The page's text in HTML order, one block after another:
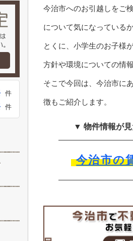
今治市へのお引越しをご
について気になっている
とくに、小学生のお子様
方針や環境についての情
そこで今回は、今治市に
徴もご紹介します。
▼ 物件情報が
今治市の
件
件